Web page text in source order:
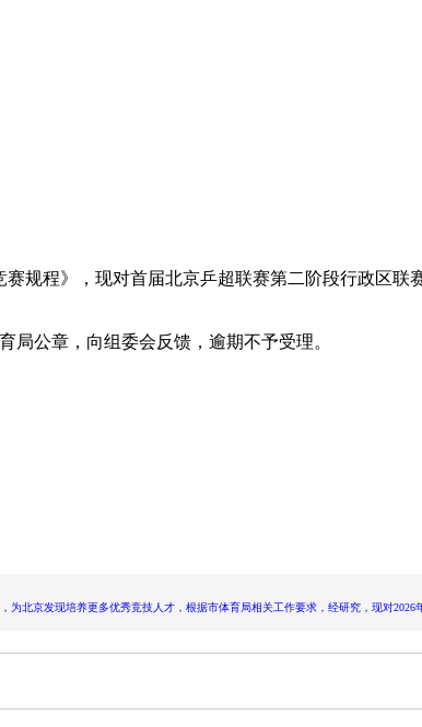
程》，现对首届北京乒超联赛第二阶段行政区联
公章，向组委会反馈，逾期不予受理。
京发现培养更多优秀竞技人才，根据市体育局相关工作要求，经研究，现对2026